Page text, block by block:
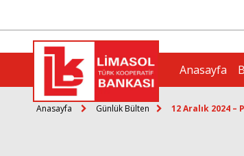
Anasayfa
Anasayfa Günlük Bülten 12 Aralık 2024 –